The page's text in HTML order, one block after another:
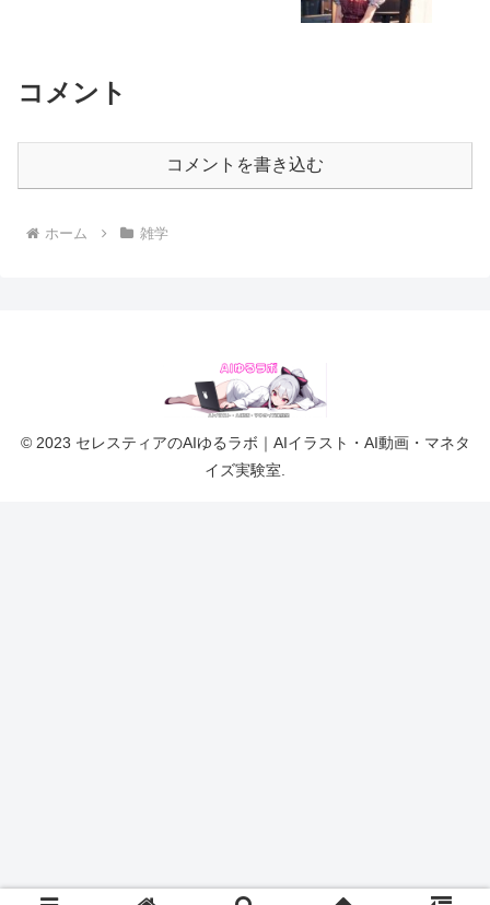
コメント
コメントを書き込む
ホーム 雑学
© 2023 セレスティアのAIゆるラボ｜AIイラスト・AI動画・マネタ
イズ実験室.